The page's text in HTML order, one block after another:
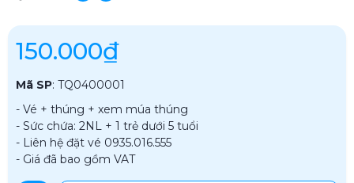
150.000₫
Mã SP: TQ0400001
- Vé + thúng + xem múa thúng
- Sức chứa: 2NL + 1 trẻ dưới 5 tuổi
- Liên hệ đặt vé 0935.016.555
- Giá đã bao gồm VAT